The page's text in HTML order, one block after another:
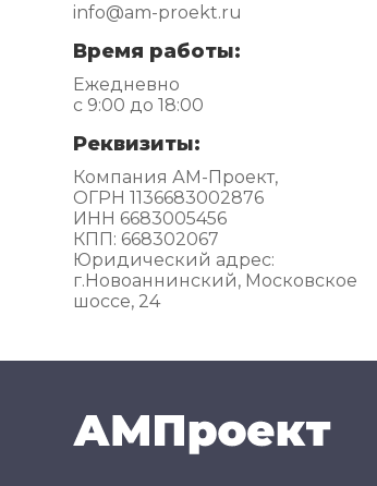
info@am-proekt.ru
Время работы:
Ежедневно
с 9:00 до 18:00
Реквизиты:
Компания АМ-Проект,
ОГРН 1136683002876
ИНН 6683005456
КПП: 668302067
Юридический адрес:
г.Новоаннинский, Московское
шоссе, 24